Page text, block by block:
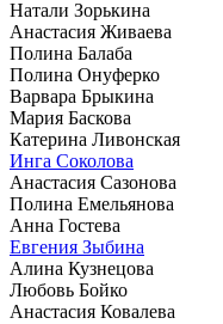
Натали Зорькина
Анастасия Живаева
Полина Балаба
Полина Онуферко
Варвара Брыкина
Мария Баскова
Катерина Ливонская
Инга Соколова
Анастасия Сазонова
Полина Емельянова
Анна Гостева
Евгения Зыбина
Алина Кузнецова
Любовь Бойко
Анастасия Ковалева